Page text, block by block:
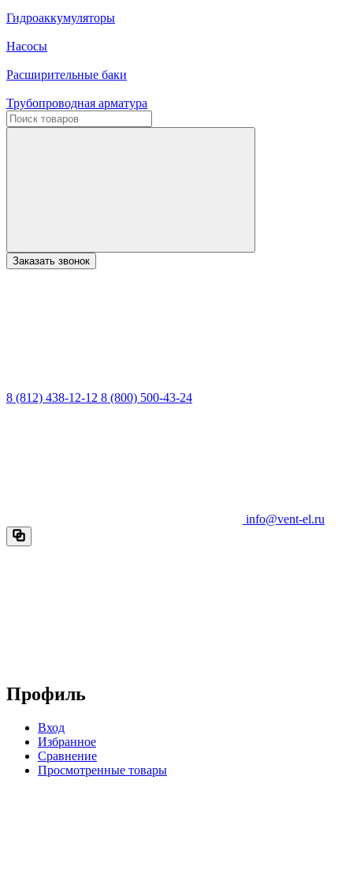
Гидроаккумуляторы
Насосы
Расширительные баки
Трубопроводная арматура
Заказать звонок
8 (812) 438-12-12 8 (800) 500-43-24
info@vent-el.ru
Профиль
Вход
Избранное
Сравнение
Просмотренные товары